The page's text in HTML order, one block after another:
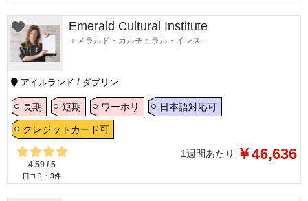
Emerald Cultural Institute
エメラルド・カルチュラル・インスティテュート
アイルランド / ダブリン
長期 短期 ワーホリ 日本語対応可
クレジットカード可
4.59 / 5
口コミ： 3件
1週間あたり ￥46,636